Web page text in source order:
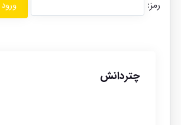
رمز:
چتردانش